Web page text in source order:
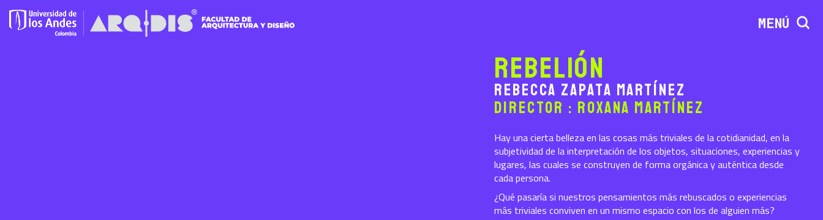
MENÚ
Rebelión
Rebecca Zapata Martínez
Director : Roxana Martínez
Hay una cierta belleza en las cosas más triviales de la cotidianidad, en la
subjetividad de la interpretación de los objetos, situaciones, experiencias y
lugares, las cuales se construyen de forma orgánica y auténtica desde
cada persona.
¿Qué pasaría si nuestros pensamientos más rebuscados o experiencias
más triviales conviven en un mismo espacio con los de alguien más?